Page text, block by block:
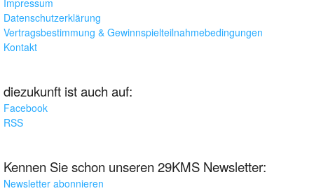
Impressum
Datenschutzerklärung
Vertragsbestimmung & Gewinnspielteilnahmebedingungen
Kontakt
diezukunft ist auch auf:
Facebook
RSS
Kennen Sie schon unseren 29KMS Newsletter:
Newsletter abonnieren